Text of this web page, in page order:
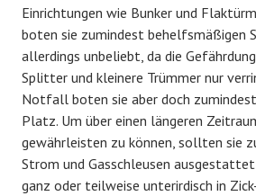
Einrichtungen wie Bunker und
boten sie zumindest behelfsmäßigen
allerdings unbeliebt, da die
Splitter und kleinere Trümmer nur
Notfall boten sie aber doch
Platz. Um über einen längeren
gewährleisten zu können, sollten sie
Strom und Gasschleusen
ganz oder teilweise unterirdisch in